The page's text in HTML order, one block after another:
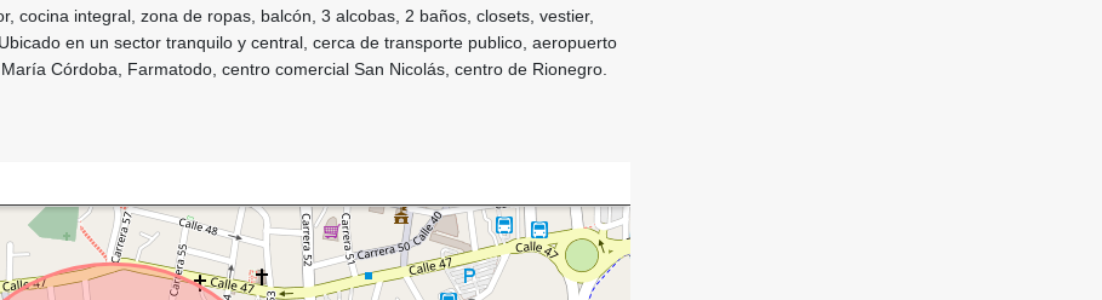
cocina integral, zona de ropas, balcón, 3 alcobas, 2 baños, closets, vestier,
en un sector tranquilo y central, cerca de transporte publico, aeropuerto
Córdoba, Farmatodo, centro comercial San Nicolás, centro de Rionegro.